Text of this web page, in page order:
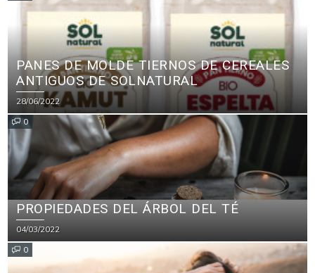
PANES DE MOLDE TIERNOS DE CEREALES
ANTIGUOS DE SOLNATURAL
28/06/2022
0
PROPIEDADES DEL ÁRBOL DEL TÉ
04/03/2022
0